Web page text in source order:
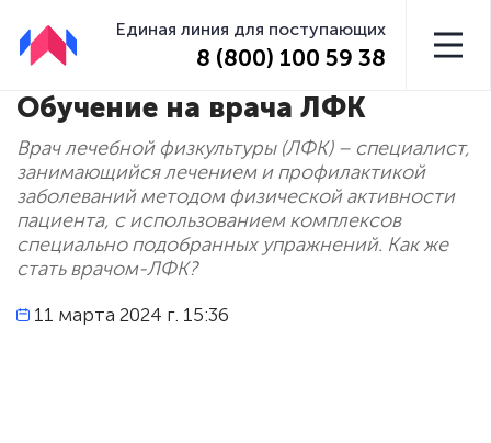
Единая линия для поступающих
8 (800) 100 59 38
Обучение на врача ЛФК
Врач лечебной физкультуры (ЛФК) – специалист,
занимающийся лечением и профилактикой
заболеваний методом физической активности
пациента, с использованием комплексов
специально подобранных упражнений. Как же
стать врачом-ЛФК?
11 марта 2024 г. 15:36